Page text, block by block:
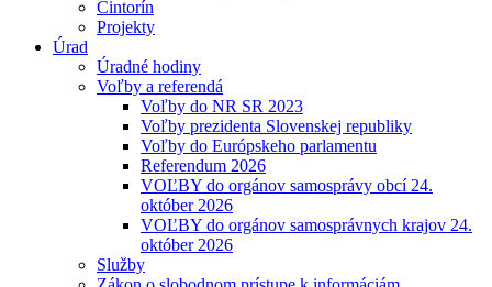
Cintorín
Projekty
Úrad
Úradné hodiny
Voľby a referendá
Voľby do NR SR 2023
Voľby prezidenta Slovenskej republiky
Voľby do Európskeho parlamentu
Referendum 2026
VOĽBY do orgánov samosprávy obcí 24.
október 2026
VOĽBY do orgánov samosprávnych krajov 24.
október 2026
Služby